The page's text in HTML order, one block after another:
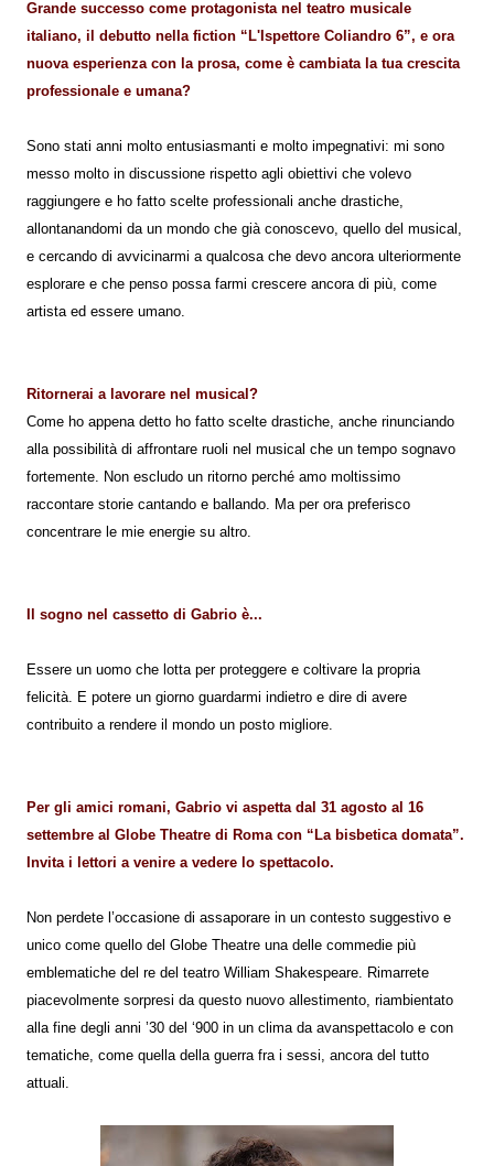
Grande successo come protagonista nel teatro musicale
italiano, il debutto nella fiction “L'Ispettore Coliandro 6”, e ora
nuova esperienza con la prosa, come è cambiata la tua crescita
professionale e umana?
Sono stati anni molto entusiasmanti e molto impegnativi: mi sono
messo molto in discussione rispetto agli obiettivi che volevo
raggiungere e ho fatto scelte professionali anche drastiche,
allontanandomi da un mondo che già conoscevo, quello del musical,
e cercando di avvicinarmi a qualcosa che devo ancora ulteriormente
esplorare e che penso possa farmi crescere ancora di più, come
artista ed essere umano.
Ritornerai a lavorare nel musical?
Come ho appena detto ho fatto scelte drastiche, anche rinunciando
alla possibilità di affrontare ruoli nel musical che un tempo sognavo
fortemente. Non escludo un ritorno perché amo moltissimo
raccontare storie cantando e ballando. Ma per ora preferisco
concentrare le mie energie su altro.
Il sogno nel cassetto di Gabrio è...
Essere un uomo che lotta per proteggere e coltivare la propria
felicità. E potere un giorno guardarmi indietro e dire di avere
contribuito a rendere il mondo un posto migliore.
Per gli amici romani, Gabrio vi aspetta dal 31 agosto al 16
settembre al Globe Theatre di Roma con “La bisbetica domata”.
Invita i lettori a venire a vedere lo spettacolo.
Non perdete l’occasione di assaporare in un contesto suggestivo e
unico come quello del Globe Theatre una delle commedie più
emblematiche del re del teatro William Shakespeare. Rimarrete
piacevolmente sorpresi da questo nuovo allestimento, riambientato
alla fine degli anni ’30 del ‘900 in un clima da avanspettacolo e con
tematiche, come quella della guerra fra i sessi, ancora del tutto
attuali.